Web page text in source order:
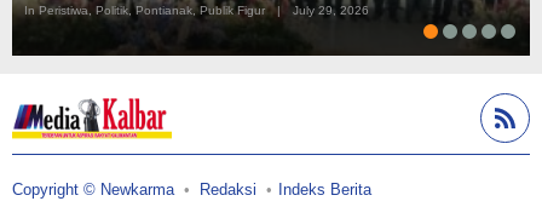
In Peristiwa, Politik, Pontianak, Publik Figur July 29, 2026
Copyright © Newkarma Redaksi Indeks Berita